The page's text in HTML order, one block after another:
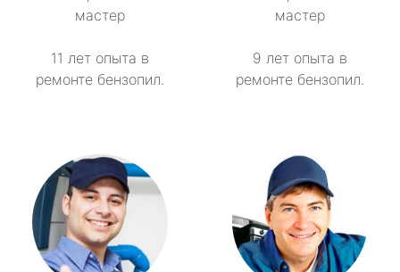
мастер
11 лет опыта в
ремонте бензопил.
мастер
9 лет опыта в
ремонте бензопил.